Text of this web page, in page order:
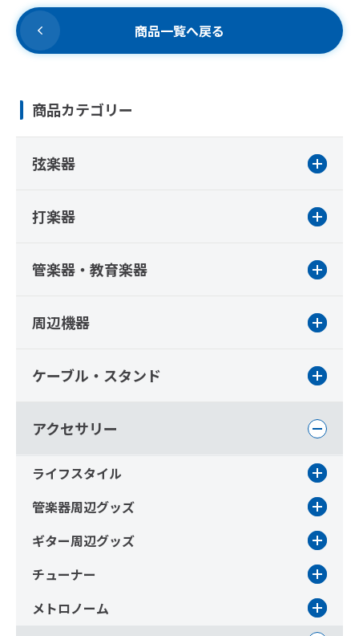
商品一覧へ戻る
商品カテゴリー
弦楽器
打楽器
管楽器・教育楽器
周辺機器
ケーブル・スタンド
アクセサリー
ライフスタイル
管楽器周辺グッズ
ギター周辺グッズ
チューナー
メトロノーム